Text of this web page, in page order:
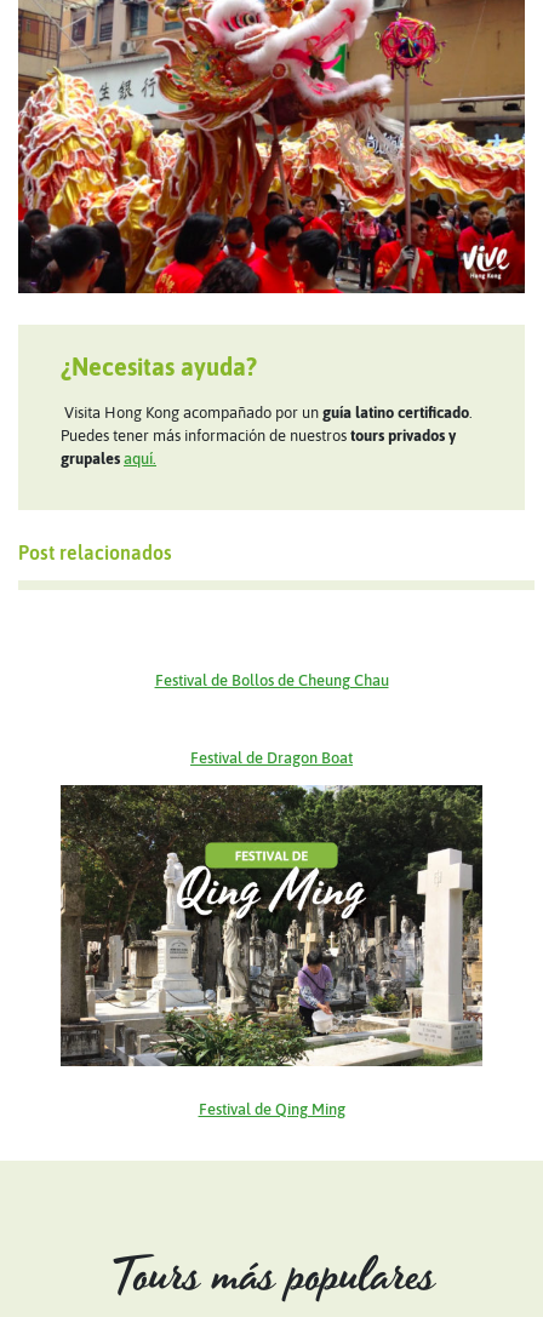
¿Necesitas ayuda?
Visita Hong Kong acompañado por un guía latino certificado.
Puedes tener más información de nuestros tours privados y
grupales aquí.
Post relacionados
Festival de Bollos de Cheung Chau
Festival de Dragon Boat
Festival de Qing Ming
Tours más populares